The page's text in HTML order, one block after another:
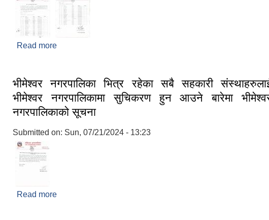
Read more
भीमेश्वर नगरपालिका भित्र रहेका सबै सहकारी
भीमेश्वर नगरपालिकामा सुचिकरण हुन आउने बारेमा
नगरपालिकाको सूचना
Submitted on: Sun, 07/21/2024 - 13:23
Read more